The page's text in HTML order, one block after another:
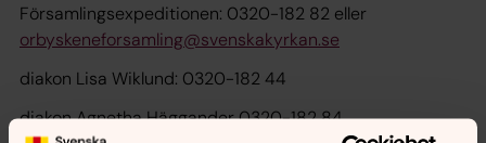
Församlingsexpeditionen: 0320-182 82 eller
orbyskeneforsamling@svenskakyrkan.se
diakon Lisa Wiklund: 0320-182 44
diakon Agnetha Häggander 0320-182 84